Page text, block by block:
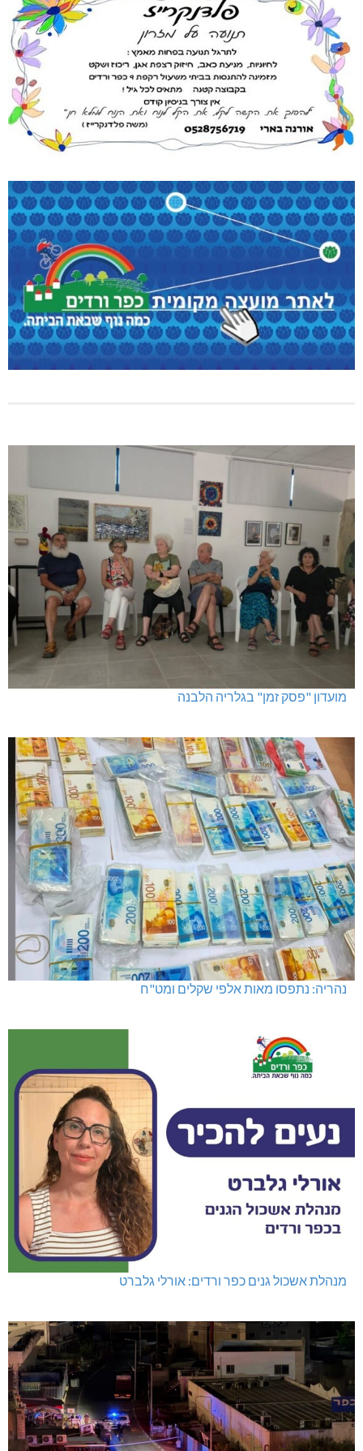
מועדון "פסק זמן" בגלריה הלבנה
נהריה: נתפסו מאות אלפי שקלים ומט"ח
מנהלת אשכול גנים כפר ורדים: אורלי גלברט